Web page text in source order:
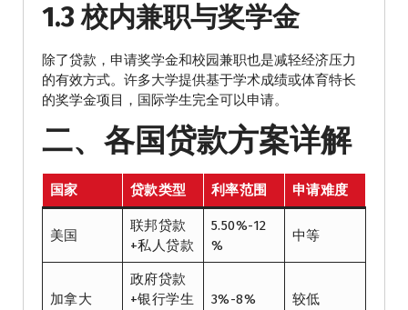
1.3 校内兼职与奖学金
除了贷款，申请奖学金和校园兼职也是减轻经济压力
的有效方式。许多大学提供基于学术成绩或体育特长
的奖学金项目，国际学生完全可以申请。
二、各国贷款方案详解
国家 贷款类型 利率范围 申请难度
美国
联邦贷款
+私人贷款
5.50%-12
%
中等
加拿大
政府贷款
+银行学生
3%-8% 较低